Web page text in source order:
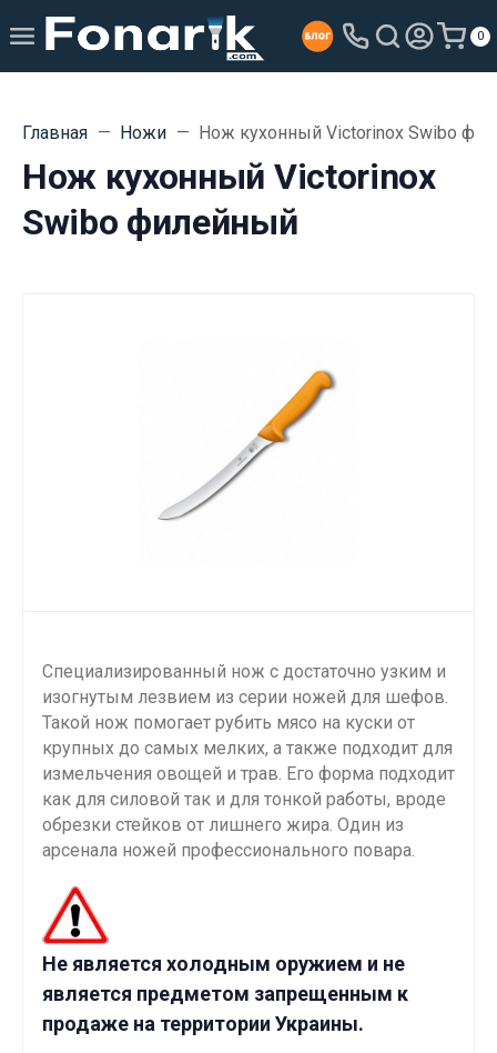
0
Главная Ножи Нож кухонный Victorinox Swibo
Нож кухонный Victorinox
Swibo филейный
Специализированный нож с достаточно узким и
изогнутым лезвием из серии ножей для шефов.
Такой нож помогает рубить мясо на куски от
крупных до самых мелких, а также подходит для
измельчения овощей и трав. Его форма подходит
как для силовой так и для тонкой работы, вроде
обрезки стейков от лишнего жира. Один из
арсенала ножей профессионального повара.
Не является холодным оружием и не
является предметом запрещенным к
продаже на территории Украины.